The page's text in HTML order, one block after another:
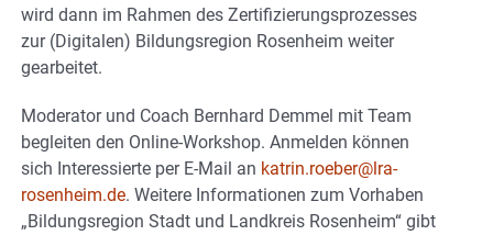
wird dann im Rahmen des Zertifizierungsprozesses
zur (Digitalen) Bildungsregion Rosenheim weiter
gearbeitet.
Moderator und Coach Bernhard Demmel mit Team
begleiten den Online-Workshop. Anmelden können
sich Interessierte per E-Mail an katrin.roeber@lra-
rosenheim.de. Weitere Informationen zum Vorhaben
„Bildungsregion Stadt und Landkreis Rosenheim“ gibt